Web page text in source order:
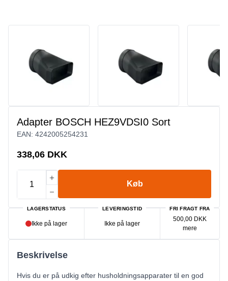
Adapter BOSCH HEZ9VDSI0 Sort
EAN: 4242005254231
338,06 DKK
Køb
LAGERSTATUS
Ikke på lager
LEVERINGSTID
Ikke på lager
FRI FRAGT FRA
500,00 DKK
mere
Beskrivelse
Hvis du er på udkig efter husholdningsapparater til en god